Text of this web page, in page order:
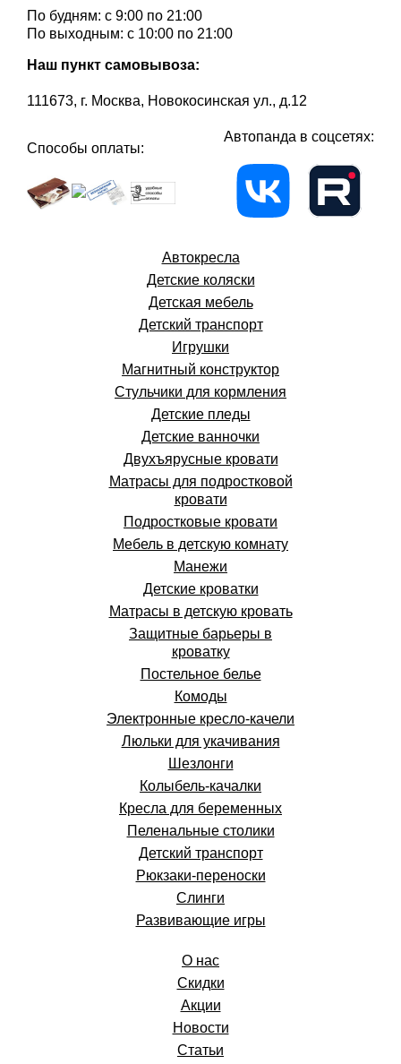
По будням: с 9:00 по 21:00
По выходным: с 10:00 по 21:00
Наш пункт самовывоза:
111673, г. Москва, Новокосинская ул., д.12
Способы оплаты:
Автопанда в соцсетях:
Автокресла
Детские коляски
Детская мебель
Детский транспорт
Игрушки
Магнитный конструктор
Стульчики для кормления
Детские пледы
Детские ванночки
Двухъярусные кровати
Матрасы для подростковой
кровати
Подростковые кровати
Мебель в детскую комнату
Манежи
Детские кроватки
Матрасы в детскую кровать
Защитные барьеры в
кроватку
Постельное белье
Комоды
Электронные кресло-качели
Люльки для укачивания
Шезлонги
Колыбель-качалки
Кресла для беременных
Пеленальные столики
Детский транспорт
Рюкзаки-переноски
Слинги
Развивающие игры
О нас
Скидки
Акции
Новости
Статьи